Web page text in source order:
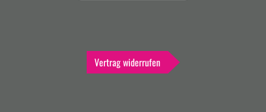
Vertrag widerrufen